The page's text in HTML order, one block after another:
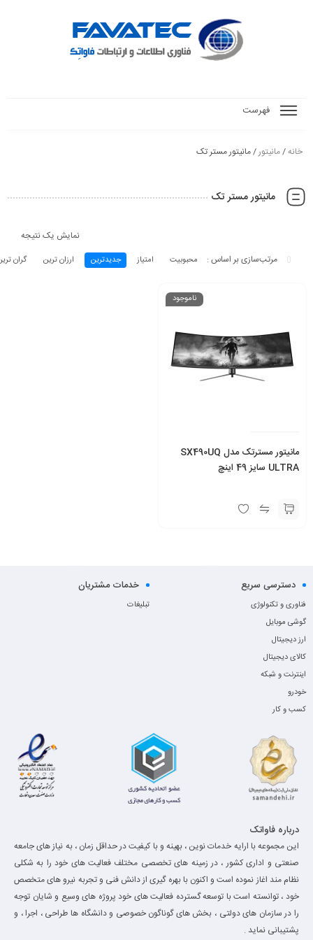
فهرست
خانه/مانیتور/ مانیتور مستر تک
مانیتور مستر تک
نمایش یک نتیجه
محبوبیت امتیاز جدیدترین ارزان ترین گران
ناموجود
مانیتور مسترتک مدل SX490UQ
ULTRA سایز 49 اینچ
دسترسی سریع
فناوری و تکنولوژی
گوشی موبایل
ارز دیجیتال
کالای دیجیتال
اینترنت و شبکه
خودرو
کسب و کار
خدمات مشتریان
تبلیغات
درباره فاواتک
این مجموعه با ارایه خدمات نوین ، بهینه و با کیفیت در حداقل زمان ، به نیاز های جامعه
صنعتی و اداری کشور ، در زمینه های تخصصی مختلف فعالیت های خود را به شکلی
نظام مند اغاز نموده است و اکنون با بهره گیری از دانش فنی و تجربه نیرو های متخصص
خود ، توانسته است با توسعه گسترده فعالیت های خود پروژه های وسیع و شایان توجه
را در سازمان های دولتی ، بخش های گوناگون خصوصی و دانشگاه ها طراحی ، اجرا ، و
پشتیبانی نماید .